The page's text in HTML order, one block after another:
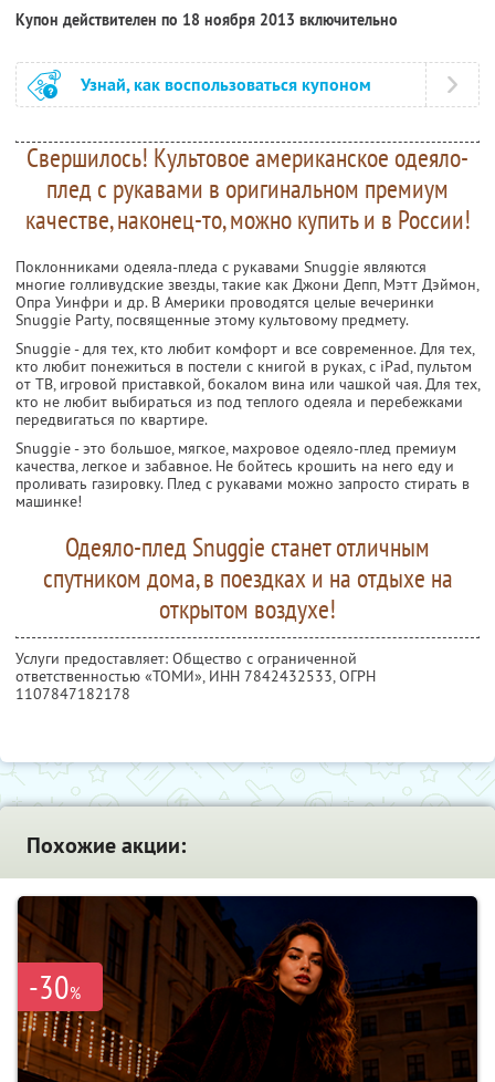
Купон действителен по 18 ноября 2013 включительно
Узнай, как воспользоваться купоном
Свершилось! Культовое американское одеяло-
плед с рукавами в оригинальном премиум
качестве, наконец-то, можно купить и в России!
Поклонниками одеяла-пледа с рукавами Snuggie являются
многие голливудские звезды, такие как Джони Депп, Мэтт Дэймон,
Опра Уинфри и др. В Америки проводятся целые вечеринки
Snuggie Party, посвященные этому культовому предмету.
Snuggie - для тех, кто любит комфорт и все современное. Для тех,
кто любит понежиться в постели с книгой в руках, с iPad, пультом
от ТВ, игровой приставкой, бокалом вина или чашкой чая. Для тех,
кто не любит выбираться из под теплого одеяла и перебежками
передвигаться по квартире.
Snuggie - это большое, мягкое, махровое одеяло-плед премиум
качества, легкое и забавное. Не бойтесь крошить на него еду и
проливать газировку. Плед с рукавами можно запросто стирать в
машинке!
Одеяло-плед Snuggie станет отличным
спутником дома, в поездках и на отдыхе на
открытом воздухе!
Услуги предоставляет: Общество с ограниченной
ответственностью «ТОМИ», ИНН 7842432533, ОГРН
1107847182178
Похожие акции:
-30%